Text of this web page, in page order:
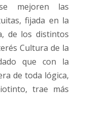
mejoren las
fijada en la
de los distintos
Cultura de la
que con la
de toda lógica,
trae más